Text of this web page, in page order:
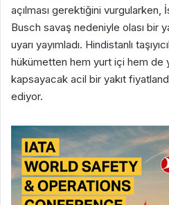
açılması gerektiğini vurgularken,
Busch savaş nedeniyle olası bir
uyarı yayımladı. Hindistanlı
hükümetten hem yurt içi hem de
kapsayacak acil bir yakıt
ediyor.